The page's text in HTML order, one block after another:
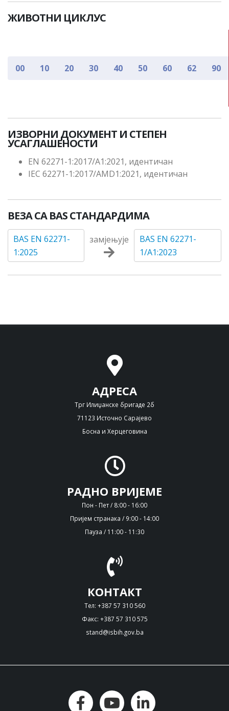
ЖИВОТНИ ЦИКЛУС
00 10 20 30 40 50 60 62 90
ИЗВОРНИ ДОКУМЕНТ И СТЕПЕН
УСАГЛАШЕНОСТИ
EN 62271-1:2017/A1:2021, идентичан
IEC 62271-1:2017/AMD1:2021, идентичан
ВЕЗА СА BAS СТАНДАРДИМА
BAS EN 62271-
1:2025
замјењује
BAS EN 62271-
1/A1:2023
АДРЕСА
Трг Илиџанске бригаде 2б
71123 Источно Сарајево
Босна и Херцеговина
РАДНО ВРИЈЕМЕ
Пон - Пет / 8:00 - 16:00
Пријем странака / 9:00 - 14:00
Пауза / 11:00 - 11:30
КОНТАКТ
Тел: +387 57 310 560
Факс: +387 57 310 575
stand@isbih.gov.ba